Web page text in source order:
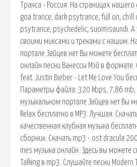
Транса - Россия. На страницах
goa trance, dark psytrance, full on,
psytrance, psychedelic, suomisaundi. А
своими миксами и треками с нашим.
портале Зайцев.нет Вы можете
онлайн песни Ванессы Мэй в формате.
feat. Justin Bieber - Let Me Love You
Параметры файла: 320 kbps, 7,86 mb,
музыкальном портале Зайцев.нет Вы
Relax бесплатно в MP3. Лучшая.
качественная клубная музыка
сборник. Скачать mp3 - ost dracula
ines музыка онлайн. Здесь вы можете
Talking в mp3. Слушайте песни Modern